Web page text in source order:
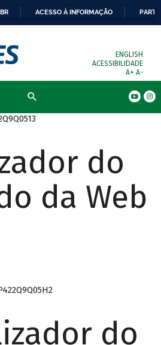
ACESSO À INFORMAÇÃO
ENGLISH
ACESSIBILIDADE
A+ A-
do
da Web
do